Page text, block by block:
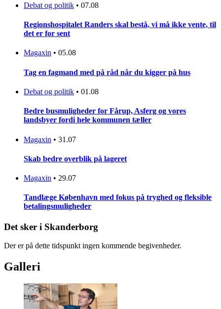
Debat og politik • 07.08
Regionshospitalet Randers skal bestå, vi må ikke vente, til
det er for sent
Magaxin • 05.08
Tag en fagmand med på råd når du kigger på hus
Debat og politik • 01.08
Bedre busmuligheder for Fårup, Asferg og vores
landsbyer fordi hele kommunen tæller
Magaxin • 31.07
Skab bedre overblik på lageret
Magaxin • 29.07
Tandlæge København med fokus på tryghed og fleksible
betalingsmuligheder
Det sker i Skanderborg
Der er på dette tidspunkt ingen kommende begivenheder.
Galleri